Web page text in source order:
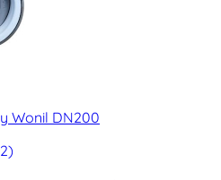
Wonil DN200